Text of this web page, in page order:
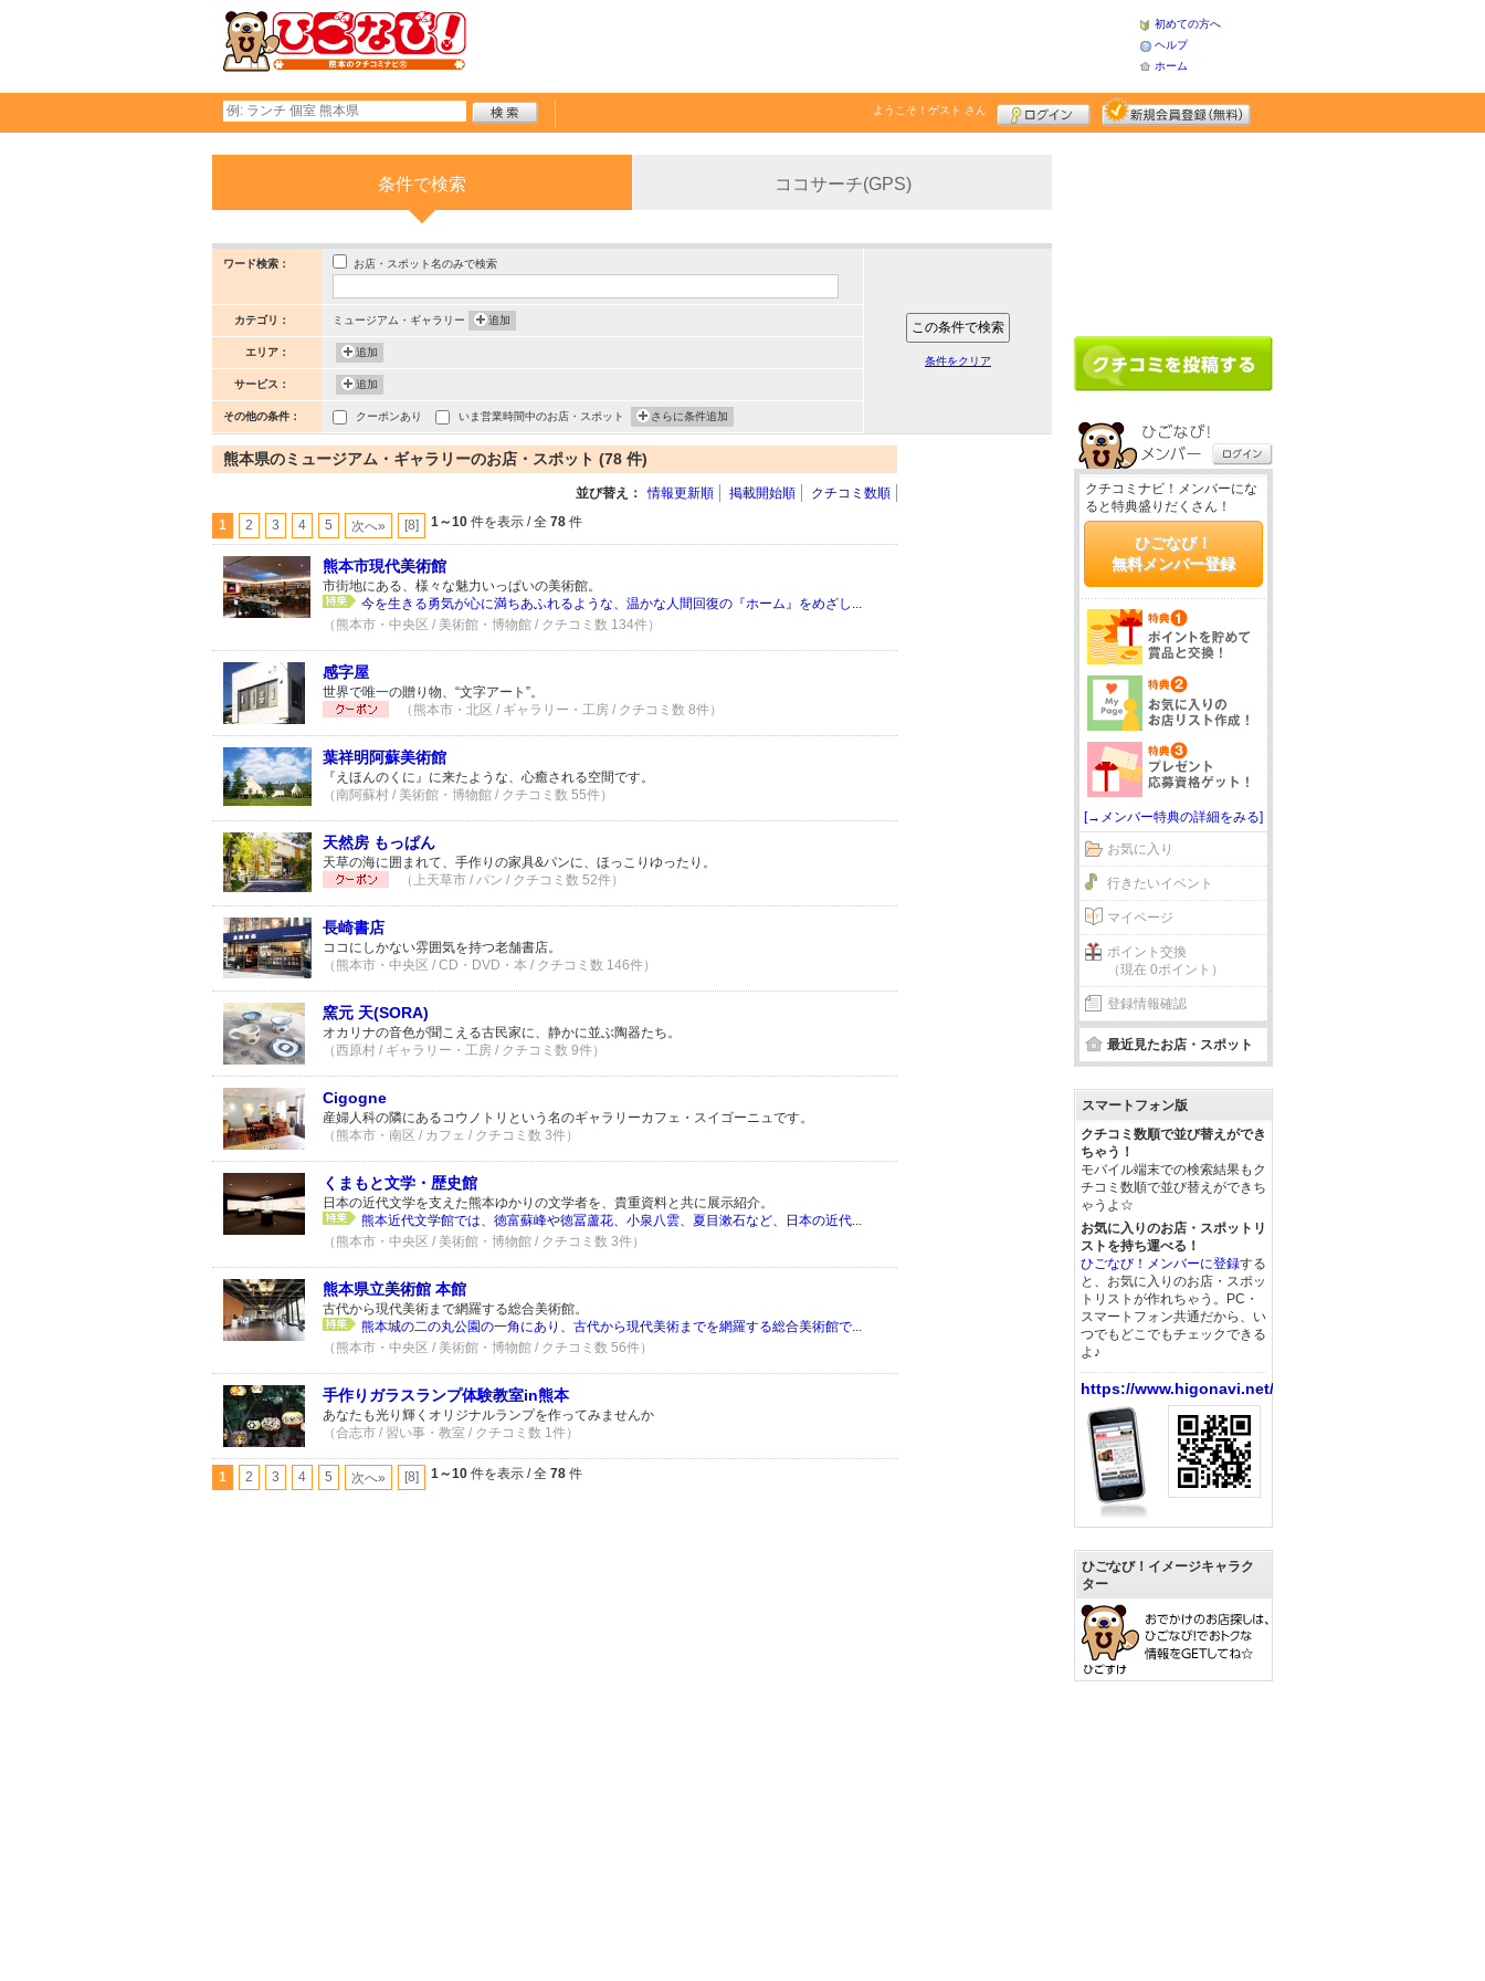
初めての方へ
ヘルプ
ホーム
ようこそ！ ゲスト さん
条件で検索 ココサーチ(GPS)
ワード検索： お店・スポット名のみで検索
カテゴリ： ミュージアム・ギャラリー 追加
エリア： 追加
サービス： 追加
その他の条件： クーポンあり いま営業時間中のお店・スポット さらに条件追加
条件をクリア
熊本県のミュージアム・ギャラリーのお店・スポット (78 件)
並び替え： 情報更新順 掲載開始順 クチコミ数順
1 2 3 4 5 次へ» [8] 1～10 件を表示 / 全 78 件
熊本市現代美術館
市街地にある、様々な魅力いっぱいの美術館。
今を生きる勇気が心に満ちあふれるような、温かな人間回復の『ホーム』をめざし...
（熊本市・中央区 / 美術館・博物館 / クチコミ数 134件）
感字屋
世界で唯一の贈り物、“文字アート”。
（熊本市・北区 / ギャラリー・工房 / クチコミ数 8件）
葉祥明阿蘇美術館
『えほんのくに』に来たような、心癒される空間です。
（南阿蘇村 / 美術館・博物館 / クチコミ数 55件）
天然房 もっぱん
天草の海に囲まれて、手作りの家具&パンに、ほっこりゆったり。
（上天草市 / パン / クチコミ数 52件）
長崎書店
ココにしかない雰囲気を持つ老舗書店。
（熊本市・中央区 / CD・DVD・本 / クチコミ数 146件）
窯元 天(SORA)
オカリナの音色が聞こえる古民家に、静かに並ぶ陶器たち。
（西原村 / ギャラリー・工房 / クチコミ数 9件）
Cigogne
産婦人科の隣にあるコウノトリという名のギャラリーカフェ・スイゴーニュです。
（熊本市・南区 / カフェ / クチコミ数 3件）
くまもと文学・歴史館
日本の近代文学を支えた熊本ゆかりの文学者を、貴重資料と共に展示紹介。
熊本近代文学館では、徳富蘇峰や徳冨蘆花、小泉八雲、夏目漱石など、日本の近代...
（熊本市・中央区 / 美術館・博物館 / クチコミ数 3件）
熊本県立美術館 本館
古代から現代美術まで網羅する総合美術館。
熊本城の二の丸公園の一角にあり、古代から現代美術までを網羅する総合美術館で...
（熊本市・中央区 / 美術館・博物館 / クチコミ数 56件）
手作りガラスランプ体験教室in熊本
あなたも光り輝くオリジナルランプを作ってみませんか
（合志市 / 習い事・教室 / クチコミ数 1件）
1 2 3 4 5 次へ» [8] 1～10 件を表示 / 全 78 件
クチコミナビ！メンバーにな
ると特典盛りだくさん！
ひごなび！
無料メンバー登録
[→メンバー特典の詳細をみる]
お気に入り
行きたいイベント
マイページ
ポイント交換
（現在 0ポイント）
登録情報確認
最近見たお店・スポット
スマートフォン版
クチコミ数順で並び替えができ
ちゃう！
モバイル端末での検索結果もク
チコミ数順で並び替えができち
ゃうよ☆
お気に入りのお店・スポットリ
ストを持ち運べる！
ひごなび！メンバーに登録する
と、お気に入りのお店・スポッ
トリストが作れちゃう。PC・
スマートフォン共通だから、い
つでもどこでもチェックできる
よ♪
https://www.higonavi.net/
ひごなび！イメージキャラク
ター